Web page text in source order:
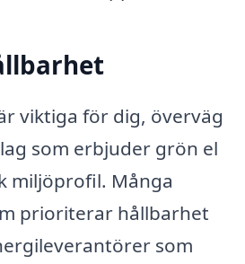
viktiga för dig, överväg
som erbjuder grön el
miljöprofil. Många
prioriterar hållbarhet
som